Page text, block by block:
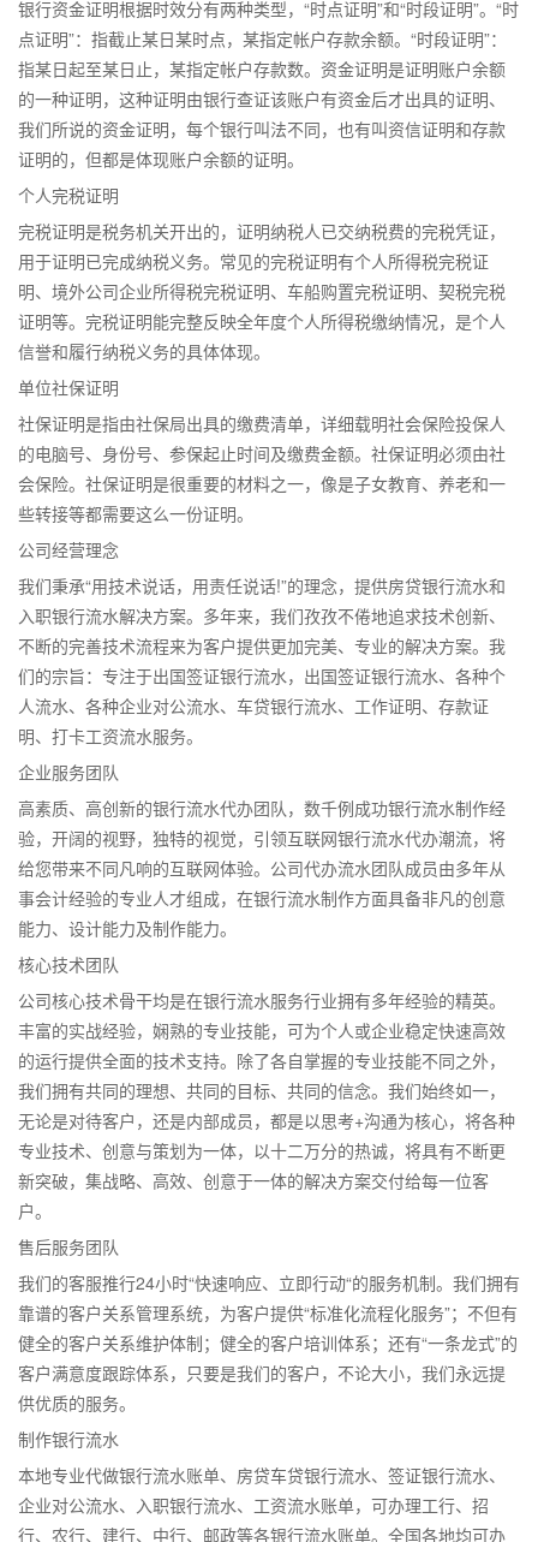
银行资金证明根据时效分有两种类型，“时点证明”和“时段证明”。“时
点证明”：指截止某日某时点，某指定帐户存款余额。“时段证明”：
指某日起至某日止，某指定帐户存款数。资金证明是证明账户余额
的一种证明，这种证明由银行查证该账户有资金后才出具的证明、
我们所说的资金证明，每个银行叫法不同，也有叫资信证明和存款
证明的，但都是体现账户余额的证明。
个人完税证明
完税证明是税务机关开出的，证明纳税人已交纳税费的完税凭证，
用于证明已完成纳税义务。常见的完税证明有个人所得税完税证
明、境外公司企业所得税完税证明、车船购置完税证明、契税完税
证明等。完税证明能完整反映全年度个人所得税缴纳情况，是个人
信誉和履行纳税义务的具体体现。
单位社保证明
社保证明是指由社保局出具的缴费清单，详细载明社会保险投保人
的电脑号、身份号、参保起止时间及缴费金额。社保证明必须由社
会保险。社保证明是很重要的材料之一，像是子女教育、养老和一
些转接等都需要这么一份证明。
公司经营理念
我们秉承“用技术说话，用责任说话!”的理念，提供房贷银行流水和
入职银行流水解决方案。多年来，我们孜孜不倦地追求技术创新、
不断的完善技术流程来为客户提供更加完美、专业的解决方案。我
们的宗旨：专注于出国签证银行流水，出国签证银行流水、各种个
人流水、各种企业对公流水、车贷银行流水、工作证明、存款证
明、打卡工资流水服务。
企业服务团队
高素质、高创新的银行流水代办团队，数千例成功银行流水制作经
验，开阔的视野，独特的视觉，引领互联网银行流水代办潮流，将
给您带来不同凡响的互联网体验。公司代办流水团队成员由多年从
事会计经验的专业人才组成，在银行流水制作方面具备非凡的创意
能力、设计能力及制作能力。
核心技术团队
公司核心技术骨干均是在银行流水服务行业拥有多年经验的精英。
丰富的实战经验，娴熟的专业技能，可为个人或企业稳定快速高效
的运行提供全面的技术支持。除了各自掌握的专业技能不同之外，
我们拥有共同的理想、共同的目标、共同的信念。我们始终如一，
无论是对待客户，还是内部成员，都是以思考+沟通为核心，将各种
专业技术、创意与策划为一体，以十二万分的热诚，将具有不断更
新突破，集战略、高效、创意于一体的解决方案交付给每一位客
户。
售后服务团队
我们的客服推行24小时“快速响应、立即行动“的服务机制。我们拥有
靠谱的客户关系管理系统，为客户提供“标准化流程化服务”；不但有
健全的客户关系维护体制；健全的客户培训体系；还有“一条龙式”的
客户满意度跟踪体系，只要是我们的客户，不论大小，我们永远提
供优质的服务。
制作银行流水
本地专业代做银行流水账单、房贷车贷银行流水、签证银行流水、
企业对公流水、入职银行流水、工资流水账单，可办理工行、招
行、农行、建行、中行、邮政等各银行流水账单。全国各地均可办